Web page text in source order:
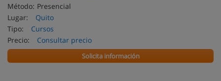
Método: Presencial
Lugar:
Quito
Tipo:
Cursos
Precio:
Consultar precio
Solicita información